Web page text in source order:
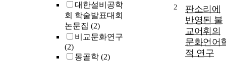
대한설비공학
회 학술발표대회
논문집 (2)
비교문화연구
(2)
몽골학 (2)
2
판소리에
반영된 불
교어휘의
문화언어
적 연구